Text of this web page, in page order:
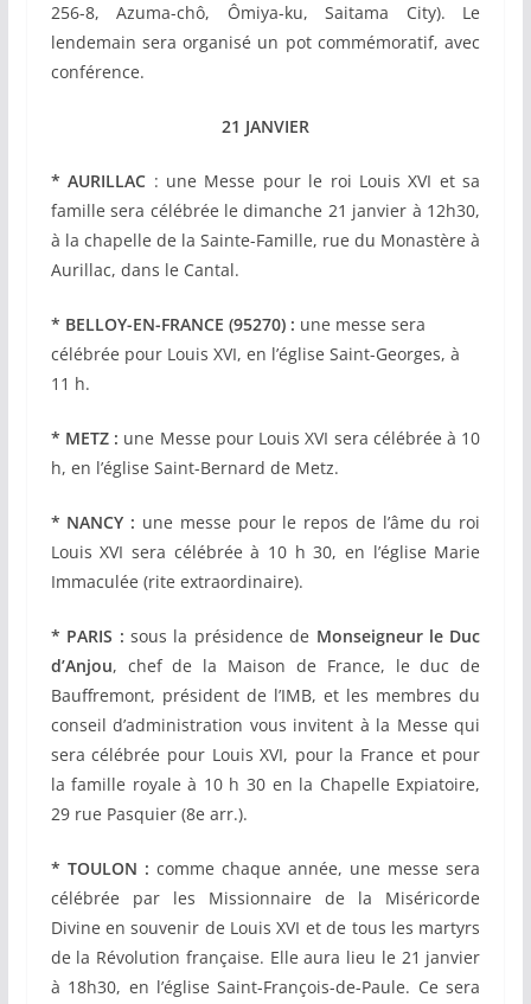
256-8, Azuma-chô, Ômiya-ku, Saitama City). Le
lendemain sera organisé un pot commémoratif, avec
conférence.
21 JANVIER
* AURILLAC : une Messe pour le roi Louis XVI et sa
famille sera célébrée le dimanche 21 janvier à 12h30,
à la chapelle de la Sainte-Famille, rue du Monastère à
Aurillac, dans le Cantal.
* BELLOY-EN-FRANCE (95270) : une messe sera
célébrée pour Louis XVI, en l’église Saint-Georges, à
11 h.
* METZ : une Messe pour Louis XVI sera célébrée à 10
h, en l’église Saint-Bernard de Metz.
* NANCY : une messe pour le repos de l’âme du roi
Louis XVI sera célébrée à 10 h 30, en l’église Marie
Immaculée (rite extraordinaire).
* PARIS : sous la présidence de Monseigneur le Duc
d’Anjou, chef de la Maison de France, le duc de
Bauffremont, président de l’IMB, et les membres du
conseil d’administration vous invitent à la Messe qui
sera célébrée pour Louis XVI, pour la France et pour
la famille royale à 10 h 30 en la Chapelle Expiatoire,
29 rue Pasquier (8e arr.).
* TOULON : comme chaque année, une messe sera
célébrée par les Missionnaire de la Miséricorde
Divine en souvenir de Louis XVI et de tous les martyrs
de la Révolution française. Elle aura lieu le 21 janvier
à 18h30, en l’église Saint-François-de-Paule. Ce sera